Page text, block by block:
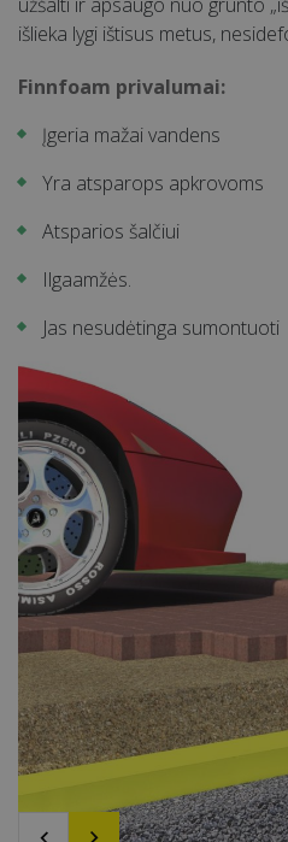
išlieka lygi ištisus metus,
Finnfoam privalumai:
Įgeria mažai vandens
Yra atsparops apkrovoms
Atsparios šalčiui
Ilgaamžės.
Jas nesudėtinga sumontuoti